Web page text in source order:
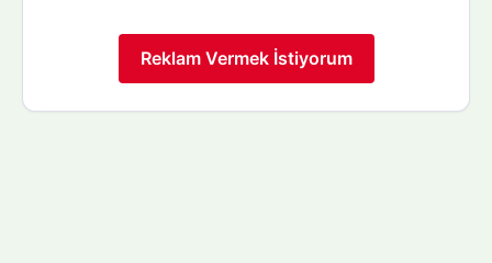
Reklam Vermek İstiyorum